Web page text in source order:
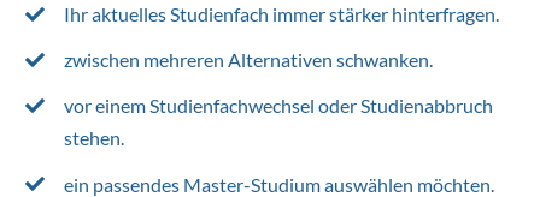
Ihr aktuelles Studienfach immer stärker hinterfragen.
zwischen mehreren Alternativen schwanken.
vor einem Studienfachwechsel oder Studienabbruch
stehen.
ein passendes Master-Studium auswählen möchten.